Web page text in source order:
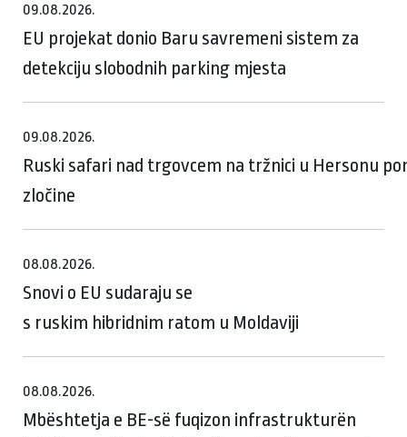
09.08.2026.
EU projekat donio Baru savremeni sistem za
detekciju slobodnih parking mjesta
09.08.2026.
Ruski safari nad trgovcem na tržnici u Hersonu
zločine
08.08.2026.
Snovi o EU sudaraju se
s ruskim hibridnim ratom u Moldaviji
08.08.2026.
Mbështetja e BE-së fuqizon infrastrukturën